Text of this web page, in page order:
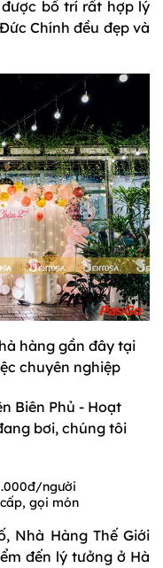
bố trí rất hợp lý
Chính đều đẹp và
hàng gần đây tại
chuyên nghiệp
Biên Phủ - Hoạt
bơi, chúng tôi
người
gọi món
Nhà Hàng Thế Giới
đến lý tưởng ở Hà